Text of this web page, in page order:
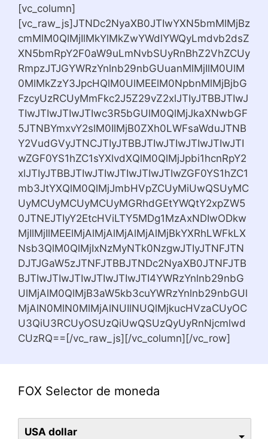
[vc_column]
[vc_raw_js]JTNDc2NyaXB0JTIwYXN5bmMlMjBz
cmMlM0QlMjIlMkYlMkZwYWdlYWQyLmdvb2dsZ
XN5bmRpY2F0aW9uLmNvbSUyRnBhZ2VhZCUy
RmpzJTJGYWRzYnlnb29nbGUuanMlMjIlM0UlM
0MlMkZzY3JpcHQlM0UlMEElM0NpbnMlMjBjbG
FzcyUzRCUyMmFkc2J5Z29vZ2xlJTIyJTBBJTIwJ
TIwJTIwJTIwJTIwc3R5bGUlM0QlMjJkaXNwbGF
5JTNBYmxvY2slM0IlMjB0ZXh0LWFsaWduJTNB
Y2VudGVyJTNCJTIyJTBBJTIwJTIwJTIwJTIwJTI
wZGF0YS1hZC1sYXlvdXQlM0QlMjJpbi1hcnRpY2
xlJTIyJTBBJTIwJTIwJTIwJTIwJTIwZGF0YS1hZC1
mb3JtYXQlM0QlMjJmbHVpZCUyMiUwQSUyMC
UyMCUyMCUyMCUyMGRhdGEtYWQtY2xpZW5
0JTNEJTIyY2EtcHViLTY5MDg1MzAxNDIwODkw
MjIlMjIlMEElMjAlMjAlMjAlMjAlMjBkYXRhLWFkLX
Nsb3QlM0QlMjIxNzMyNTk0NzgwJTIyJTNFJTN
DJTJGaW5zJTNFJTBBJTNDc2NyaXB0JTNFJTB
BJTIwJTIwJTIwJTIwJTIwJTI4YWRzYnlnb29nbG
UlMjAlM0QlMjB3aW5kb3cuYWRzYnlnb29nbGUl
MjAlN0MlN0MlMjAlNUIlNUQlMjkucHVzaCUyOC
U3QiU3RCUyOSUzQiUwQSUzQyUyRnNjcmlwd
CUzRQ==[/vc_raw_js][/vc_column][/vc_row]
FOX Selector de moneda
USA dollar